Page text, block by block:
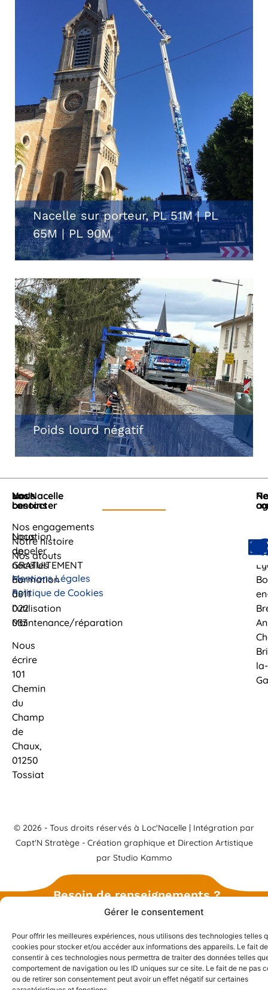
Gérer le consentement
Pour offrir les meilleures expériences, nous utilisons des technologies telles
cookies pour stocker et/ou accéder aux informations des appareils. Le fait de
consentir à ces technologies nous permettra de traiter des données telles
comportement de navigation ou les ID uniques sur ce site. Le fait de ne pas
ou de retirer son consentement peut avoir un effet négatif sur certaines
Nacelle sur porteur, PL 51M | PL
65M | PL 90M
Poids lourd négatif
Nous
contacter
Nous
appeler
GRATUITEMENT
au
0811
022
033
Nous
écrire
101
Chemin
du
Champ
de
Chaux,
01250
Tossiat
Vos
besoins
Location
de
nacelles
Formation
à
l’utilisation
Maintenance/réparation
Loc'Nacelle
Nos engagements
Notre histoire
Nos atouts
Mentions Légales
Politique de Cookies
la-
© 2026 - Tous droits réservés à Loc'Nacelle | Intégration par
Capt'N Stratège- Création graphique et Direction Artistique
par Studio Kammo
Besoin de renseignements ?